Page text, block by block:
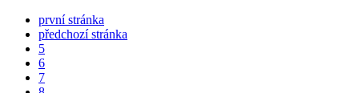
první stránka
předchozí stránka
5
6
7